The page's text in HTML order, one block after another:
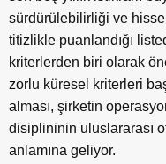
sürdürülebilirliği ve
titizlikle puanlandığı
kriterlerden biri olarak
zorlu küresel kriterleri
alması, şirketin
disiplininin uluslararası
anlamına geliyor.